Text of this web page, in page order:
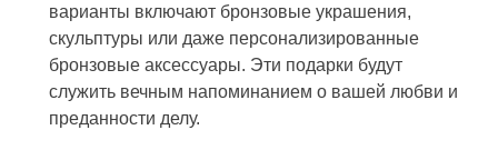
варианты включают бронзовые украшения,
скульптуры или даже персонализированные
бронзовые аксессуары. Эти подарки будут
служить вечным напоминанием о вашей любви и
преданности делу.